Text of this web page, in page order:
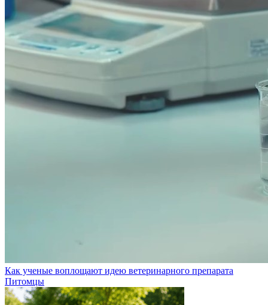
Как ученые воплощают идею ветеринарного препарата
Питомцы